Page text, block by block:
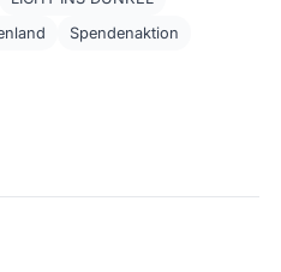
Spendenaktion